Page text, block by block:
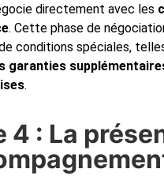
directement avec les
. Cette phase de
conditions spéciales,
garanties
.
4 : La